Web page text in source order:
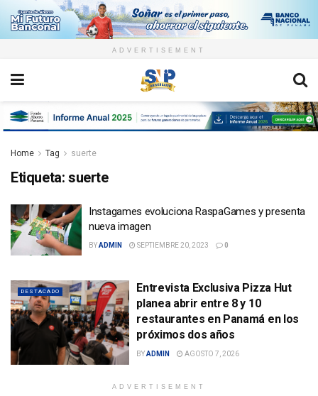
ADVERTISEMENT
Home Tag suerte
Etiqueta: suerte
Instagames evoluciona RaspaGames y presenta
nueva imagen
BYADMIN SEPTIEMBRE 20, 2023 0
DESTACADO
Entrevista Exclusiva Pizza Hut
planea abrir entre 8 y 10
restaurantes en Panamá en los
próximos dos años
BYADMIN AGOSTO 7, 2026
ADVERTISEMENT